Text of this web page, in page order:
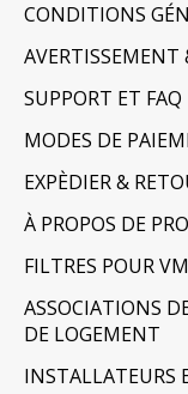
CONDITIONS
SUPPORT ET FAQ
MODES DE
EXPÈDIER &
À PROPOS DE
FILTRES POUR
ASSOCIATIONS
DE LOGEMENT
INSTALLATEURS